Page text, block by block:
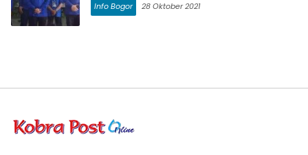
Info Bogor 28 Oktober 2021